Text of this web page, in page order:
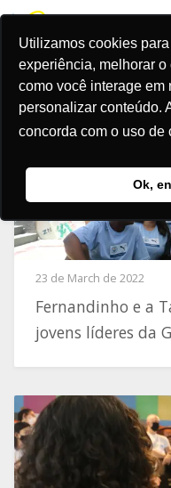
Utilizamos cookies
experiência, melhorar
como você interage em
personalizar conteúdo.
concorda com o uso de
Ok,
23 de March de 2022
Fernandinho e a
jovens líderes da